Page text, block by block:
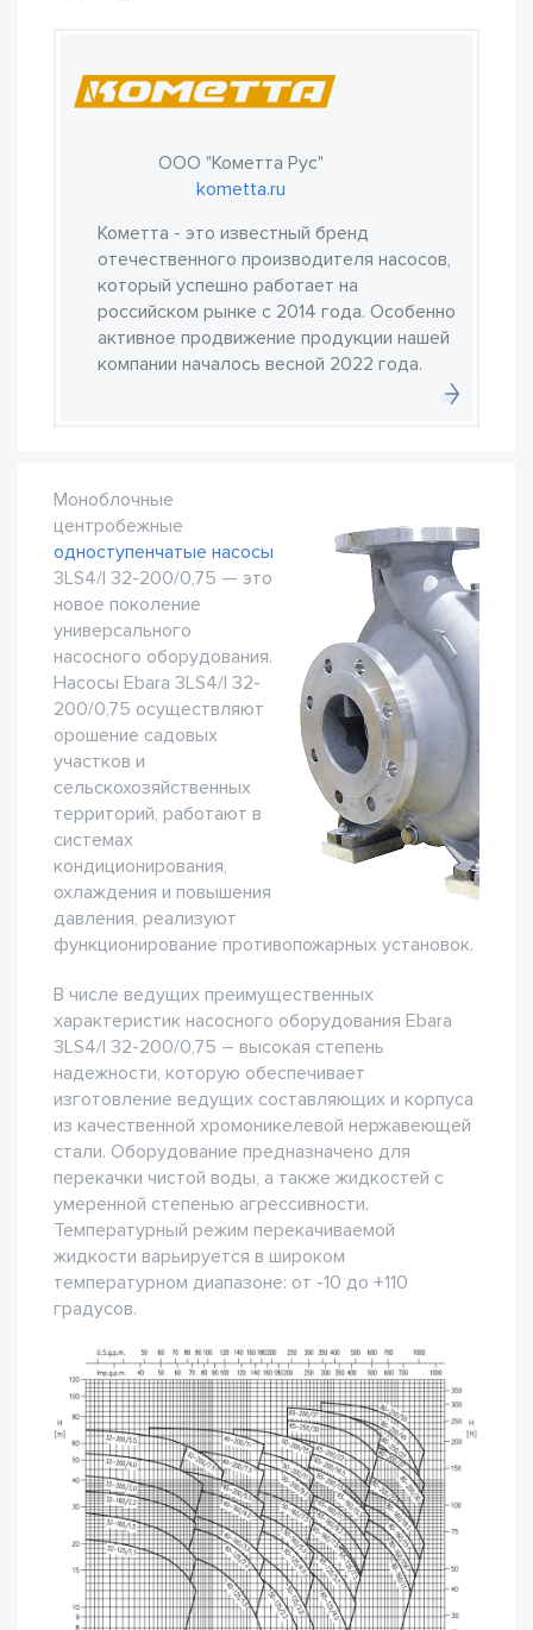
ООО "Кометта Рус"
kometta.ru
Кометта - это известный бренд
отечественного производителя насосов,
который успешно работает на
российском рынке с 2014 года. Особенно
активное продвижение продукции нашей
компании началось весной 2022 года.
Моноблочные
центробежные
одноступенчатые насосы
3LS4/I 32-200/0,75 — это
новое поколение
универсального
насосного оборудования.
Насосы Ebara 3LS4/I 32-
200/0,75 осуществляют
орошение садовых
участков и
сельскохозяйственных
территорий, работают в
системах
кондиционирования,
охлаждения и повышения
давления, реализуют
функционирование противопожарных установок.
В числе ведущих преимущественных
характеристик насосного оборудования Ebara
3LS4/I 32-200/0,75 – высокая степень
надежности, которую обеспечивает
изготовление ведущих составляющих и корпуса
из качественной хромоникелевой нержавеющей
стали. Оборудование предназначено для
перекачки чистой воды, а также жидкостей с
умеренной степенью агрессивности.
Температурный режим перекачиваемой
жидкости варьируется в широком
температурном диапазоне: от -10 до +110
градусов.